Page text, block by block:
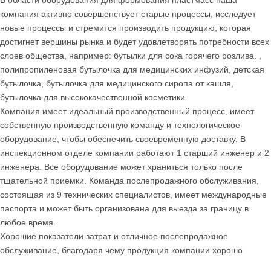
компания активно совершенствует старые процессы, исследует
новые процессы и стремится производить продукцию, которая
достигнет вершины рынка и будет удовлетворять потребности всех
слоев общества, например: бутылки для сока горячего розлива. ,
полипропиленовая бутылочка для медицинских инфузий, детская
бутылочка, бутылочка для медицинского сиропа от кашля,
бутылочка для высококачественной косметики.
Компания имеет идеальный производственный процесс, имеет
собственную производственную команду и технологическое
оборудование, чтобы обеспечить своевременную доставку. В
инспекционном отделе компании работают 1 старший инженер и 2
инженера. Все оборудование может храниться только после
тщательной приемки. Команда послепродажного обслуживания,
состоящая из 9 технических специалистов, имеет международные
паспорта и может быть организована для выезда за границу в
любое время.
Хорошие показатели затрат и отличное послепродажное
обслуживание, благодаря чему продукция компании хорошо